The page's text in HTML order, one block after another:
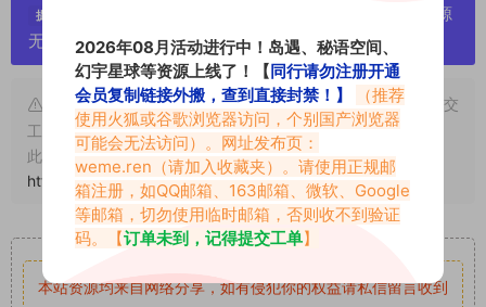
提示：
严禁搬运资源链接，一经发现封号处理，素材资源
无露点、需求请绕道，关闭本站网页！
申明：本文资源均来源网友分享，若侵犯了您的权限可以提交
工单处理。
此外本文章皆属于原创文章，转载请注明出处！原文链接：
https://abcjyw.com/2096.html
重要声明
本站资源均来自网络分享，如有侵犯你的权益请私信留言收到
2026年08月活动进行中！岛遇、秘语空间、
幻宇星球等资源上线了！【同行请勿注册开通
会员复制链接外搬，查到直接封禁！】
（推荐
使用火狐或谷歌浏览器访问，个别国产浏览器
可能会无法访问）。网址发布页：
weme.ren （请加入收藏夹）。请使用正规邮
箱注册，如QQ邮箱、163邮箱、微软、Google
等邮箱，切勿使用临时邮箱，否则收不到验证
码。【订单未到，记得提交工单】